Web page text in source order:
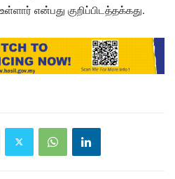
என்பது குறிப்பிடத்தக்கது.